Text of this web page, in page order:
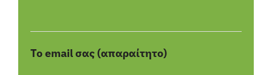
Το email σας (απαραίτητο)